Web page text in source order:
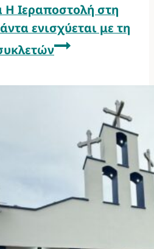
Η Ιεραποστολή στη
ενισχύεται με τη